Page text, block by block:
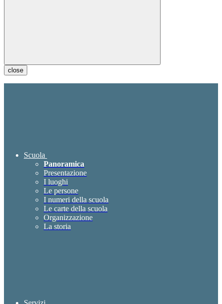
close
Scuola
Panoramica
Presentazione
I luoghi
Le persone
I numeri della scuola
Le carte della scuola
Organizzazione
La storia